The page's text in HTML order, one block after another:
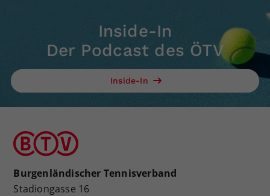
Inside-In
Der Podcast des ÖTV
Inside-In
Burgenländischer Tennisverband
Stadiongasse 16